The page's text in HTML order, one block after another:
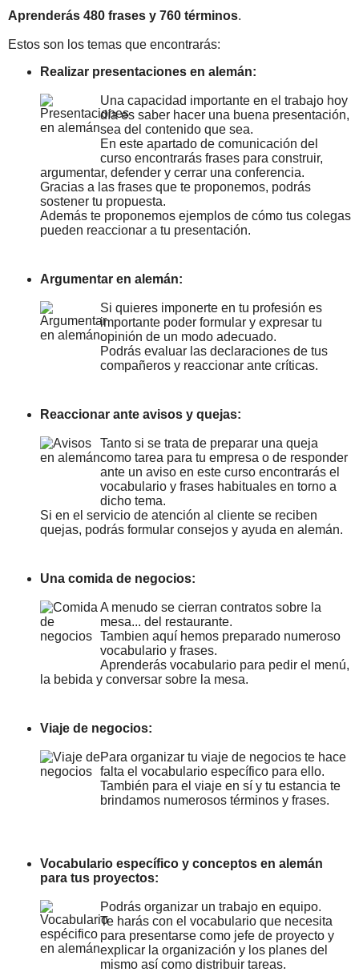
Aprenderás 480 frases y 760 términos.
Estos son los temas que encontrarás:
Realizar presentaciones en alemán:
Una capacidad importante en el trabajo hoy
día es saber hacer una buena presentación,
sea del contenido que sea.
En este apartado de comunicación del
curso encontrarás frases para construir,
argumentar, defender y cerrar una conferencia.
Gracias a las frases que te proponemos, podrás
sostener tu propuesta.
Además te proponemos ejemplos de cómo tus colegas
pueden reaccionar a tu presentación.
Argumentar en alemán:
Si quieres imponerte en tu profesión es
importante poder formular y expresar tu
opinión de un modo adecuado.
Podrás evaluar las declaraciones de tus
compañeros y reaccionar ante críticas.
Reaccionar ante avisos y quejas:
Tanto si se trata de preparar una queja
como tarea para tu empresa o de responder
ante un aviso en este curso encontrarás el
vocabulario y frases habituales en torno a
dicho tema.
Si en el servicio de atención al cliente se reciben
quejas, podrás formular consejos y ayuda en alemán.
Una comida de negocios:
A menudo se cierran contratos sobre la
mesa... del restaurante.
Tambien aquí hemos preparado numeroso
vocabulario y frases.
Aprenderás vocabulario para pedir el menú,
la bebida y conversar sobre la mesa.
Viaje de negocios:
Para organizar tu viaje de negocios te hace
falta el vocabulario específico para ello.
También para el viaje en sí y tu estancia te
brindamos numerosos términos y frases.
Vocabulario específico y conceptos en alemán
para tus proyectos:
Podrás organizar un trabajo en equipo.
Te harás con el vocabulario que necesita
para presentarse como jefe de proyecto y
explicar la organización y los planes del
mismo así como distribuir tareas.